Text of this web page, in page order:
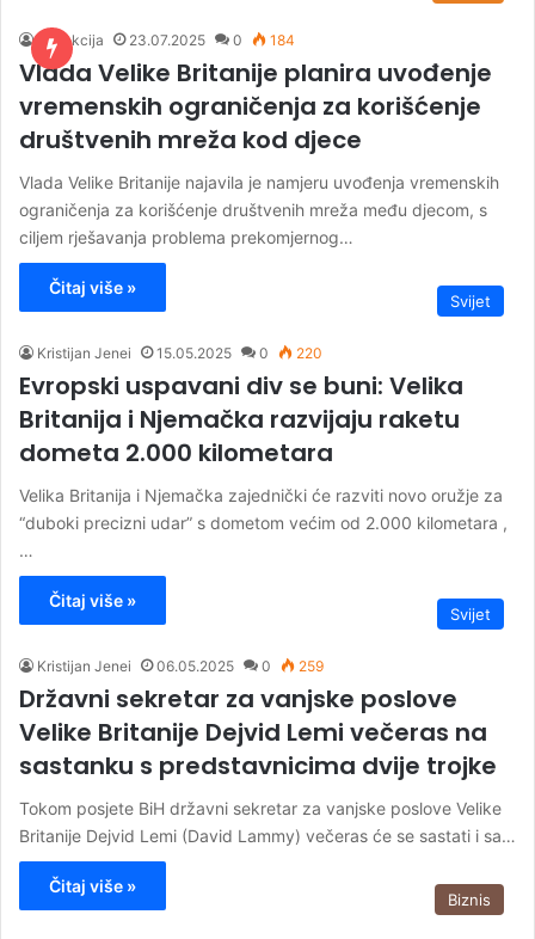
Redakcija 23.07.2025 0 184
Vlada Velike Britanije planira uvođenje
vremenskih ograničenja za korišćenje
društvenih mreža kod djece
Vlada Velike Britanije najavila je namjeru uvođenja vremenskih
ograničenja za korišćenje društvenih mreža među djecom, s
ciljem rješavanja problema prekomjernog…
Čitaj više »
Svijet
Kristijan Jenei 15.05.2025 0 220
Evropski uspavani div se buni: Velika
Britanija i Njemačka razvijaju raketu
dometa 2.000 kilometara
Velika Britanija i Njemačka zajednički će razviti novo oružje za
“duboki precizni udar” s dometom većim od 2.000 kilometara ,
…
Čitaj više »
Svijet
Kristijan Jenei 06.05.2025 0 259
Državni sekretar za vanjske poslove
Velike Britanije Dejvid Lemi večeras na
sastanku s predstavnicima dvije trojke
Tokom posjete BiH državni sekretar za vanjske poslove Velike
Britanije Dejvid Lemi (David Lammy) večeras će se sastati i sa…
Čitaj više »
Biznis